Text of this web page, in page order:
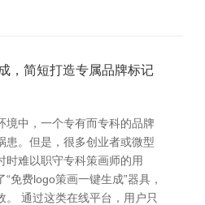
，简短打造专属品牌标记
境中，一个专有而专科的品牌
患。但是，很多创业者或微型
时难以职守专科策画师的用
免费logo策画一键生成”器具，
。 通过这类在线平台，用户只